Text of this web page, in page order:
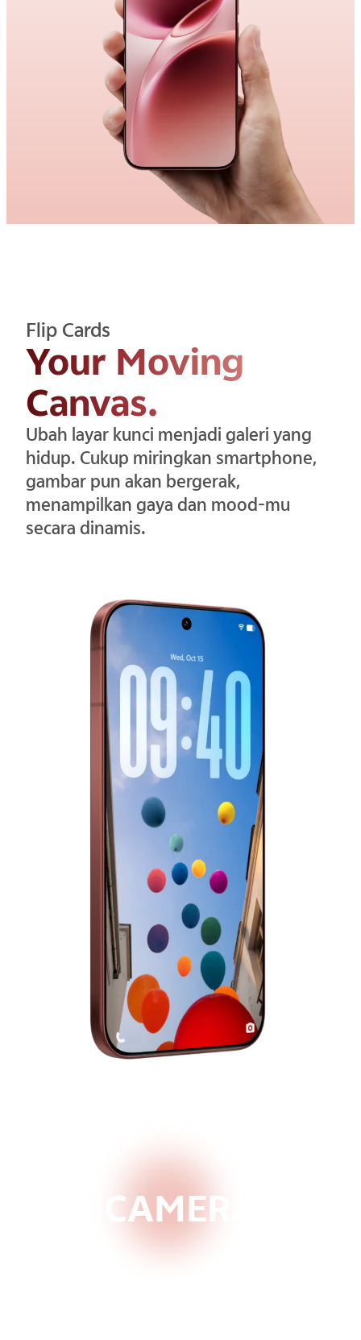
Flip Cards
Your Moving
Canvas.
Ubah layar kunci menjadi galeri yang
hidup. Cukup miringkan smartphone,
gambar pun akan bergerak,
menampilkan gaya dan mood-mu
secara dinamis.
CAMERA